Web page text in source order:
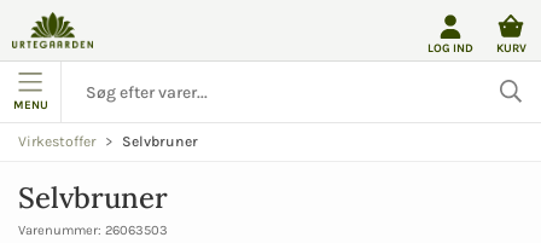
LOG IND KURV
MENU
Virkestoffer Selvbruner
Selvbruner
Varenummer: 26063503